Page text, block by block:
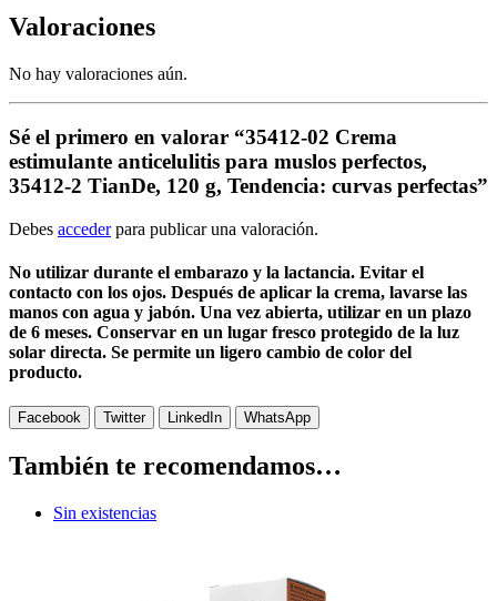
Valoraciones
No hay valoraciones aún.
Sé el primero en valorar “35412-02 Crema
estimulante anticelulitis para muslos perfectos,
35412-2 TianDe, 120 g, Tendencia: curvas perfectas”
Debes accederpara publicar una valoración.
No utilizar durante el embarazo y la lactancia. Evitar el
contacto con los ojos. Después de aplicar la crema, lavarse las
manos con agua y jabón. Una vez abierta, utilizar en un plazo
de 6 meses. Conservar en un lugar fresco protegido de la luz
solar directa. Se permite un ligero cambio de color del
producto.
Facebook Twitter LinkedIn WhatsApp
También te recomendamos…
Sin existencias